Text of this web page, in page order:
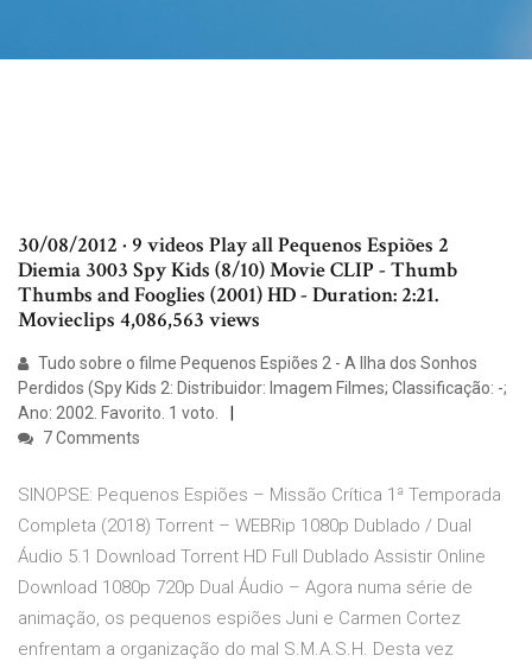
30/08/2012 · 9 videos Play all Pequenos Espiões 2
Diemia 3003 Spy Kids (8/10) Movie CLIP - Thumb
Thumbs and Fooglies (2001) HD - Duration: 2:21.
Movieclips 4,086,563 views
Tudo sobre o filme Pequenos Espiões 2 - A Ilha dos Sonhos
Perdidos (Spy Kids 2: Distribuidor: Imagem Filmes; Classificação: -;
Ano: 2002. Favorito. 1 voto.
7 Comments
SINOPSE: Pequenos Espiões – Missão Crítica 1ª Temporada
Completa (2018) Torrent – WEBRip 1080p Dublado / Dual
Áudio 5.1 Download Torrent HD Full Dublado Assistir Online
Download 1080p 720p Dual Áudio – Agora numa série de
animação, os pequenos espiões Juni e Carmen Cortez
enfrentam a organização do mal S.M.A.S.H. Desta vez